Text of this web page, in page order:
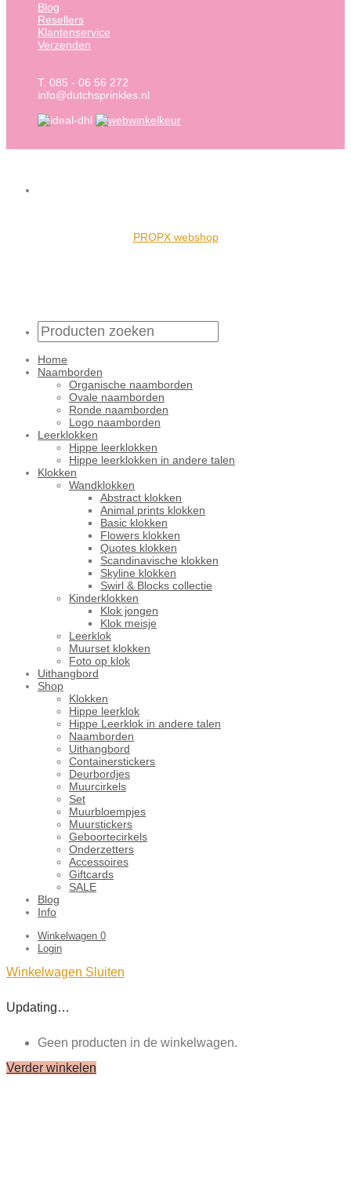
Blog
Resellers
Klantenservice
Verzenden
T. 085 - 06 56 272
info@dutchsprinkles.nl
PROPX webshop
Home
Naamborden
Organische naamborden
Ovale naamborden
Ronde naamborden
Logo naamborden
Leerklokken
Hippe leerklokken
Hippe leerklokken in andere talen
Klokken
Wandklokken
Abstract klokken
Animal prints klokken
Basic klokken
Flowers klokken
Quotes klokken
Scandinavische klokken
Skyline klokken
Swirl & Blocks collectie
Kinderklokken
Klok jongen
Klok meisje
Leerklok
Muurset klokken
Foto op klok
Uithangbord
Shop
Klokken
Hippe leerklok
Hippe Leerklok in andere talen
Naamborden
Uithangbord
Containerstickers
Deurbordjes
Muurcirkels
Set
Muurbloempjes
Muurstickers
Geboortecirkels
Onderzetters
Accessoires
Giftcards
SALE
Blog
Info
Winkelwagen 0
Login
Winkelwagen Sluiten
Updating…
Geen producten in de winkelwagen.
Verder winkelen